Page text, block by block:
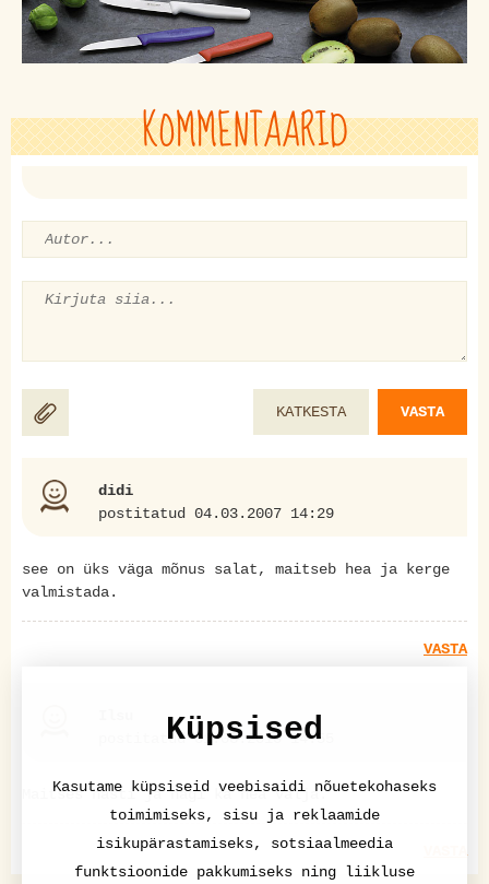
KOMMENTAARID
KATKESTA VASTA
didi
postitatud 04.03.2007 14:29
see on üks väga mõnus salat, maitseb hea ja kerge
valmistada.
VASTA
postitatud 31.03.2010 14:55
Maitses hästi ja nägi ka hea välja.
Küpsised
Kasutame küpsiseid veebisaidi nõuetekohaseks
toimimiseks, sisu ja reklaamide
isikupärastamiseks, sotsiaalmeedia
funktsioonide pakkumiseks ning liikluse